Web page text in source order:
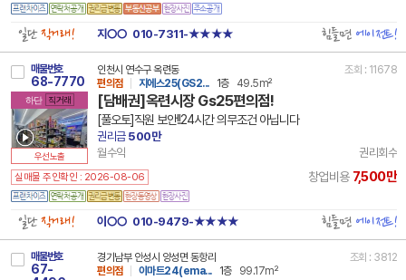
일단직거래! 지○○ 010-7311-★★★★ 힘들면에이전트!
매물번호
68-7770
하단 직거래
우선노출
인천시 연수구 옥련동
조회 : 11678
편의점
지에스25(GS2... 1층 49.5m²
[담배권]옥련시장 Gs25편의점!
[풀오토]직원 보안!!24시간 의무조건 아닙니다
권리금500만
월수익
권리회수
실매물 주인확인 : 2026-08-06 창업비용 7,500만
일단직거래! 이○○ 010-9479-★★★★ 힘들면에이전트!
매물번호
67-
경기남부 안성시 양성면 동항리
조회 : 3812
편의점
이마트24(ema... 1층 99.17m²